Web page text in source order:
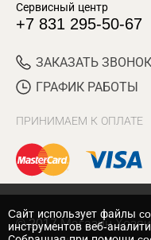
Сервисный центр
+7 831 295-50-67
ЗАКАЗАТЬ ЗВОНОК
ГРАФИК РАБОТЫ
ПРИНИМАЕМ К ОПЛАТЕ
© 2017 Магазин
Cайт использует файлы
инструментов веб-